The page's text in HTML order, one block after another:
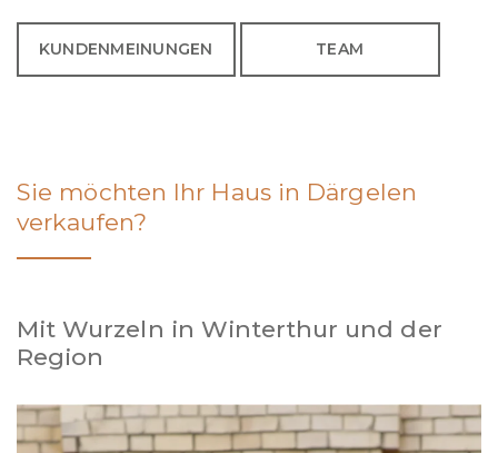
KUNDENMEINUNGEN TEAM
Sie möchten Ihr Haus in Därgelen
verkaufen?
Mit Wurzeln in Winterthur und der
Region